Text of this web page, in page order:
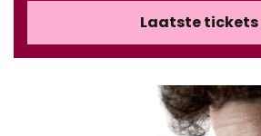
Laatste tickets